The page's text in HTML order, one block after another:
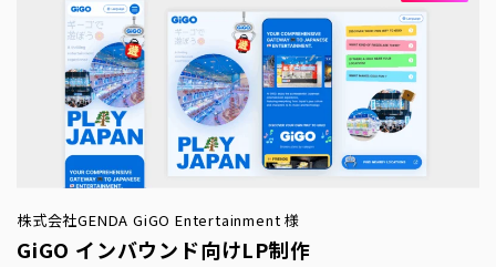
株式会社GENDA GiGO Entertainment 様
GiGO インバウンド向けLP制作